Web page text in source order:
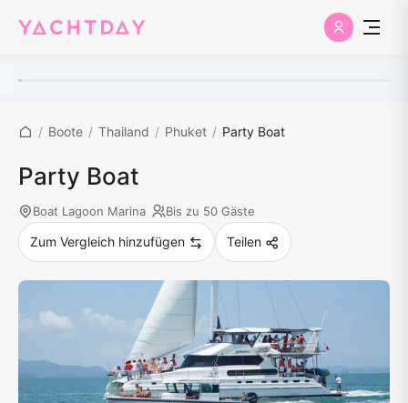
/ Boote / Thailand / Phuket / Party Boat
Party Boat
Boat Lagoon Marina Bis zu 50 Gäste
Zum Vergleich hinzufügen Teilen